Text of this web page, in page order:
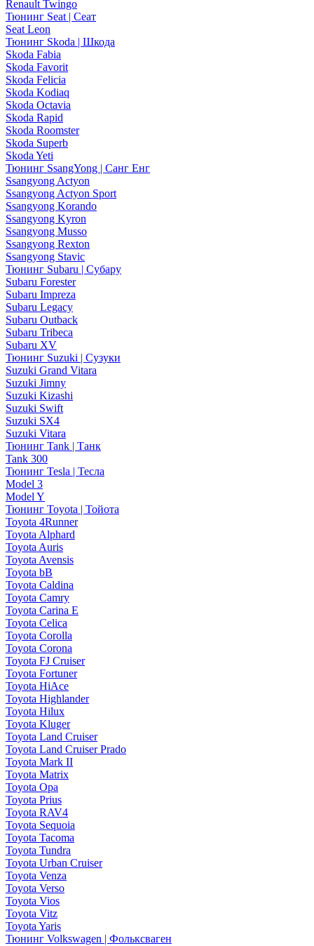
Renault Twingo
Тюнинг Seat | Сеат
Seat Leon
Тюнинг Skoda | Шкода
Skoda Fabia
Skoda Favorit
Skoda Felicia
Skoda Kodiaq
Skoda Octavia
Skoda Rapid
Skoda Roomster
Skoda Superb
Skoda Yeti
Тюнинг SsangYong | Санг Енг
Ssangyong Actyon
Ssangyong Actyon Sport
Ssangyong Korando
Ssangyong Kyron
Ssangyong Musso
Ssangyong Rexton
Ssangyong Stavic
Тюнинг Subaru | Субару
Subaru Forester
Subaru Impreza
Subaru Legacy
Subaru Outback
Subaru Tribeca
Subaru XV
Тюнинг Suzuki | Сузуки
Suzuki Grand Vitara
Suzuki Jimny
Suzuki Kizashi
Suzuki Swift
Suzuki SX4
Suzuki Vitara
Тюнинг Tank | Танк
Tank 300
Тюнинг Tesla | Тесла
Model 3
Model Y
Тюнинг Toyota | Тойота
Toyota 4Runner
Toyota Alphard
Toyota Auris
Toyota Avensis
Toyota bB
Toyota Caldina
Toyota Camry
Toyota Carina E
Toyota Celica
Toyota Corolla
Toyota Corona
Toyota FJ Cruiser
Toyota Fortuner
Toyota HiAce
Toyota Highlander
Toyota Hilux
Toyota Kluger
Toyota Land Cruiser
Toyota Land Cruiser Prado
Toyota Mark II
Toyota Matrix
Toyota Opa
Toyota Prius
Toyota RAV4
Toyota Sequoia
Toyota Tacoma
Toyota Tundra
Toyota Urban Cruiser
Toyota Venza
Toyota Verso
Toyota Vios
Toyota Vitz
Toyota Yaris
Тюнинг Volkswagen | Фольксваген